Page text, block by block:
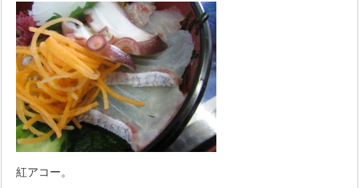
紅アコー。